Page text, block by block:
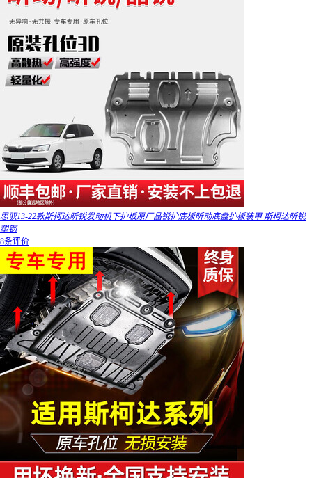
思驭13-22款斯柯达昕锐发动机下护板原厂晶锐护底板昕动底盘护板装甲 斯柯达昕锐
塑钢
8条评价